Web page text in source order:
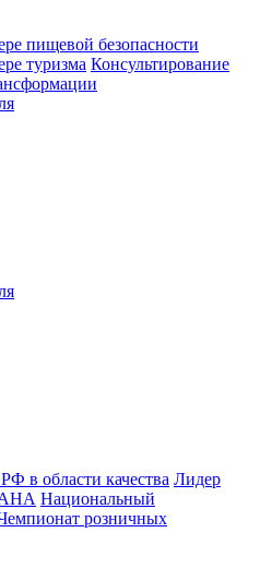
пищевой безопасности
туризма Консультирование
в области качества Лидер
Национальный
розничных